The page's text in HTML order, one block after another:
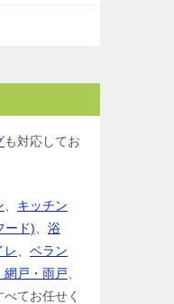
も対応してお
キッチン
ード)
浴
レ
ベラン
網戸・雨戸
べてお任せく